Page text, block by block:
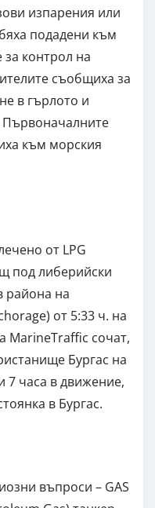
изпарения или
подадени към
за контрол на
съобщиха за
в гърлото и
Първоначалните
към морския
от LPG
под либерийски
района на
от 5:33 ч. на
MarineTraffic сочат,
Бургас на
7 часа в движение,
в Бургас.
въпроси – GAS